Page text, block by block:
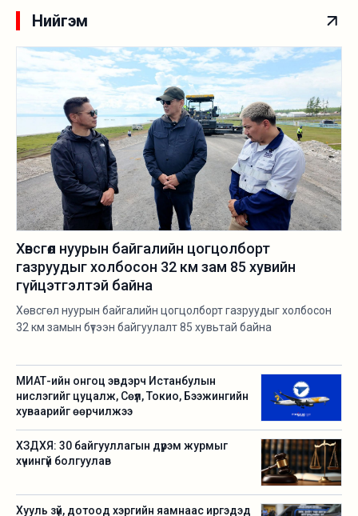
Нийгэм
Хөвсгөл нуурын байгалийн цогцолборт
газруудыг холбосон 32 км зам 85 хувийн
гүйцэтгэлтэй байна
Хөвсгөл нуурын байгалийн цогцолборт газруудыг холбосон
32 км замын бүтээн байгуулалт 85 хувьтай байна
МИАТ-ийн онгоц эвдэрч Истанбулын
нислэгийг цуцалж, Сөүл, Токио, Бээжингийн
хуваарийг өөрчилжээ
ХЗДХЯ: 30 байгууллагын дүрэм журмыг
хүчингүй болгуулав
Хууль зүй, дотоод хэргийн яамнаас иргэдэд